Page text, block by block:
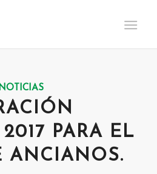
NOTICIAS
PARA EL
ANCIANOS.